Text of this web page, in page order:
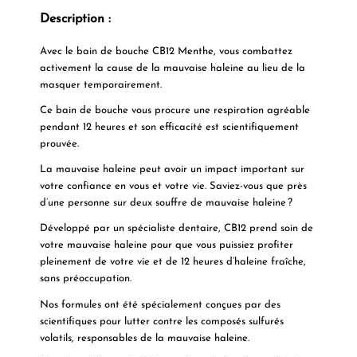
Description :
Avec le bain de bouche CB12 Menthe, vous combattez
activement la cause de la mauvaise haleine au lieu de la
masquer temporairement.
Ce bain de bouche vous procure une respiration agréable
pendant 12 heures et son efficacité est scientifiquement
prouvée.
La mauvaise haleine peut avoir un impact important sur
votre confiance en vous et votre vie. Saviez-vous que près
d’une personne sur deux souffre de mauvaise haleine ?
Développé par un spécialiste dentaire, CB12 prend soin de
votre mauvaise haleine pour que vous puissiez profiter
pleinement de votre vie et de 12 heures d’haleine fraîche,
sans préoccupation.
Nos formules ont été spécialement conçues par des
scientifiques pour lutter contre les composés sulfurés
volatils, responsables de la mauvaise haleine.